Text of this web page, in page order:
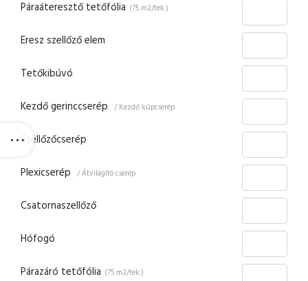
Páraáteresztő tetőfólia (75 m2/tek.)
Eresz szellőző elem
Tetőkibúvó
Kezdő gerinccserép / Kezdő kúpcserép
Szellőzőcserép
Plexicserép / Átvilágító cserép
Csatornaszellőző
Hófogó
Párazáró tetőfólia (75 m2/tek.)